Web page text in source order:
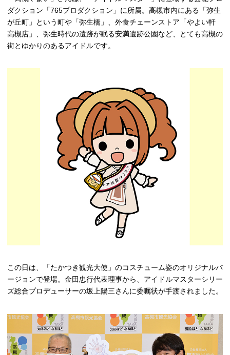
ダクション「765プロダクション」に所属。高槻市内にある「弥生
が丘町」という町や「弥生橋」、外食チェーンストア「やよい軒
高槻店」、弥生時代の遺跡が眠る安満遺跡公園など、とても高槻の
街とゆかりのあるアイドルです。
この日は、「たかつき観光大使」のコスチューム姿のオリジナルバ
ージョンで登場。金田忠行代表理事から、アイドルマスターシリー
ズ総合プロデューサーの坂上陽三さんに委嘱状が手渡されました。